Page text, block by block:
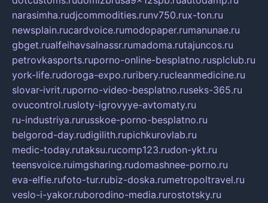
narasimha.rudjcommodities.runv750.rux-ton.ru
newsplain.rucardvoice.rumodopaper.rumanunae.ru
gbget.rualfeihavsalnassr.rumadoma.rutajuncos.ru
petrovkasports.ruporno-online-besplatno.rusplclub.ru
york-life.rudoroga-expo.ruribery.rucleanmedicine.ru
slovar-ivrit.ruporno-video-besplatno.ruseks-365.ru
ovucontrol.rusloty-igrovyye-avtomaty.ru
ru-industriya.rurusskoe-porno-besplatno.ru
belgorod-day.rudigilith.rupichkurovlab.ru
medic-today.rutaksu.rucomp123.rudon-ykt.ru
teensvoice.ruimgsharing.rudomashnee-porno.ru
eva-elfie.rufoto-tur.rubiz-doska.rumetropoltravel.ru
veslo-i-yakor.ruborodino-media.rurostotsky.ru